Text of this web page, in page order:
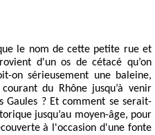
le nom de cette petite rue et
d'un os de cétacé qu’on
on sérieusement une baleine,
du Rhône jusqu’à venir
? Et comment se serait-
jusqu’au moyen-âge, pour
à l'occasion d'une fonte